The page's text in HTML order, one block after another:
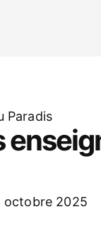
octobre 2025